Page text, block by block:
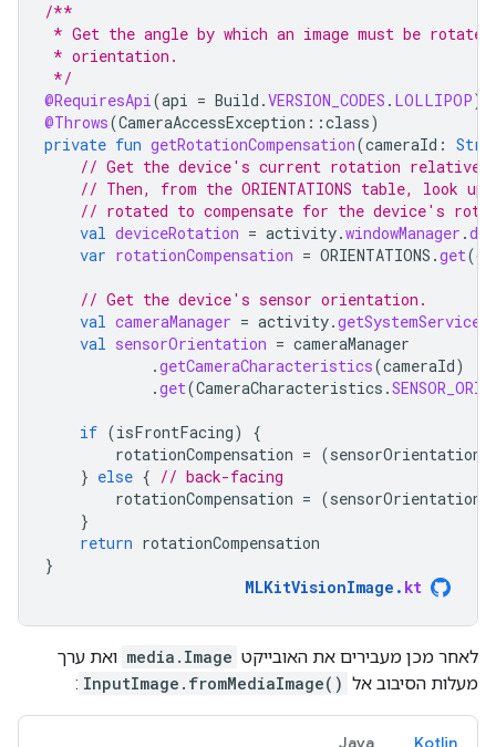
/**
* Get the angle by which an image must be
* orientation.
*/
@RequiresApi(api = Build .VERSION_CODES . LOLLIPOP)
@Throws(CameraAccessException ::class)
private fun getRotationCompensation(cameraId :
// Get the device's current rotation
// Then, from the ORIENTATIONS table, look
// rotated to compensate for the device's
val deviceRotation = activity.windowManager .
var rotationCompensation = ORIENTATIONS .get(
// Get the device's sensor orientation.
val cameraManager = activity.getSystemService
val sensorOrientation = cameraManager
.getCameraCharacteristics(cameraId)
.get(CameraCharacteristics .
if (isFrontFacing)
{
rotationCompensation = (sensorOrientation
} else { // back-facing
rotationCompensation = (sensorOrientation
}
return rotationCompensation
}
MLKitVisionImage . kt
לאחר מכן מעבירים את האובייקט media.Image ואת ערך
מעלות הסיבוב אל InputImage.fromMediaImage()
:
Kotlin
Java